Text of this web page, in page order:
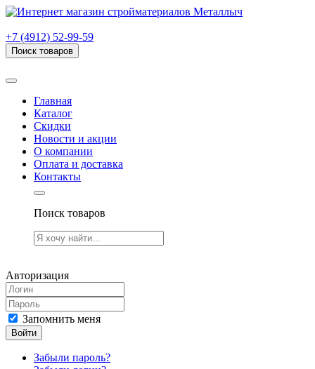
+7 (4912) 52-99-59
Поиск товаров
Главная
Каталог
Скидки
Новости и акции
О компании
Оплата и доставка
Контакты
Поиск товаров
Авторизация
Запомнить меня
Войти
Забыли пароль?